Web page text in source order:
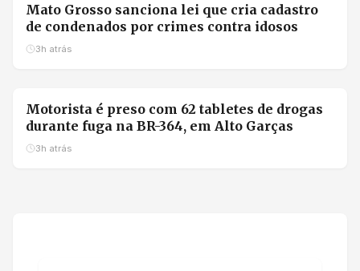
Mato Grosso sanciona lei que cria cadastro
de condenados por crimes contra idosos
3h atrás
Motorista é preso com 62 tabletes de drogas
durante fuga na BR-364, em Alto Garças
3h atrás